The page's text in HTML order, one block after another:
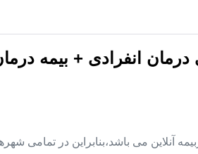
درمان انفرادی + بیمه
آنلاین می باشد،بنابراین در تمامی